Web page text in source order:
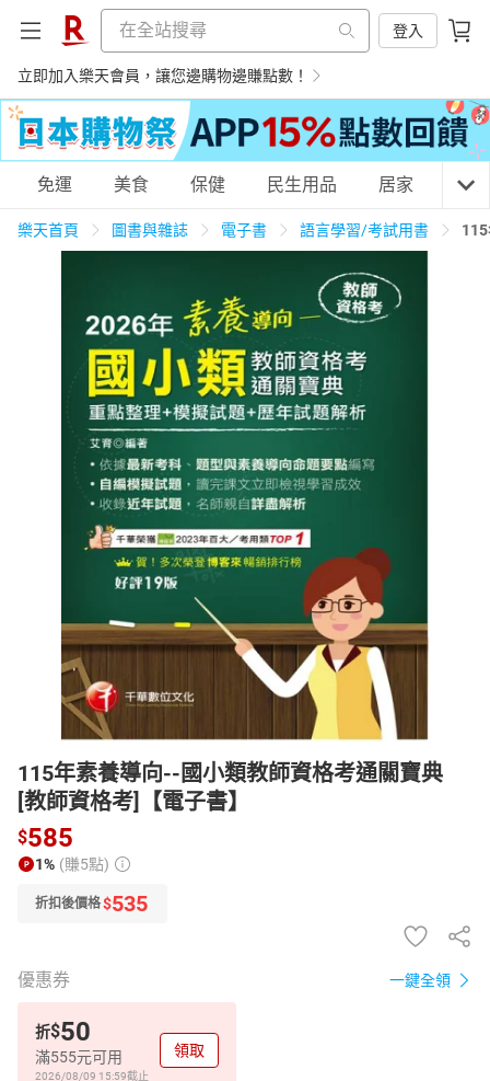
登入
立即加入樂天會員，讓您邊購物邊賺點數！
購物網分類
養生保健 民生用品
居家生活 3C家電 運動休閒
男裝 化妝保養
電子/紙本書
HOT
免運 美食 保健 民生用品 居家 3C
樂天首頁 圖書與雜誌 電子書 語言學習/考試用書
115年素養導向--國小類教師資格考通關寶典
[教師資格考]【電子書】
$585
1% (賺5點)
折扣後價格$535
優惠券 一鍵全領
折$50
滿555元可用
2026/08/09 15:59截止
領取